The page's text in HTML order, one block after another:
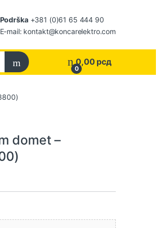
Podrška+381 (0)61 65 444 90
E-mail: kontakt@koncarelektro.com
0
0,00 рсд
domet –